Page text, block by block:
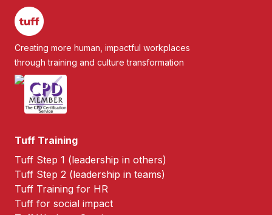
Creating more human, impactful workplaces
through training and culture transformation
Tuff Training
Tuff Step 1 (leadership in others)
Tuff Step 2 (leadership in teams)
Tuff Training for HR
Tuff for social impact